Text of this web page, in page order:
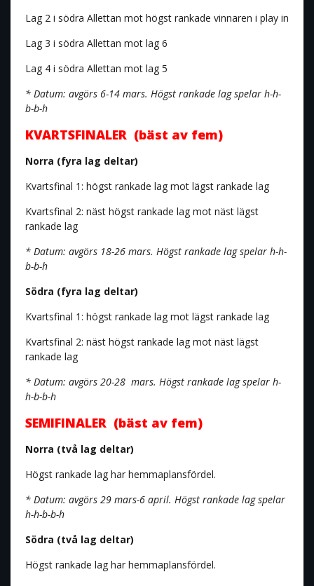
Lag 2 i södra Allettan mot högst rankade vinnaren i play in
Lag 3 i södra Allettan mot lag 6
Lag 4 i södra Allettan mot lag 5
* Datum: avgörs 6-14 mars. Högst rankade lag spelar h-h-
b-b-h
KVARTSFINALER (bäst av fem)
Norra (fyra lag deltar)
Kvartsfinal 1: högst rankade lag mot lägst rankade lag
Kvartsfinal 2: näst högst rankade lag mot näst lägst
rankade lag
* Datum: avgörs 18-26 mars. Högst rankade lag spelar h-h-
b-b-h
Södra (fyra lag deltar)
Kvartsfinal 1: högst rankade lag mot lägst rankade lag
Kvartsfinal 2: näst högst rankade lag mot näst lägst
rankade lag
* Datum: avgörs 20-28 mars. Högst rankade lag spelar h-
h-b-b-h
SEMIFINALER (bäst av fem)
Norra (två lag deltar)
Högst rankade lag har hemmaplansfördel.
* Datum: avgörs 29 mars-6 april. Högst rankade lag spelar
h-h-b-b-h
Södra (två lag deltar)
Högst rankade lag har hemmaplansfördel.